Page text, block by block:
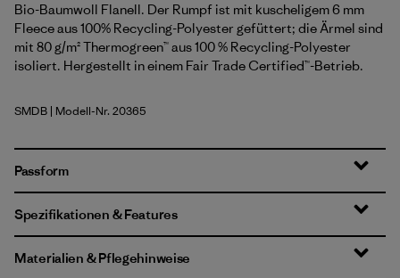
Bio-Baumwoll Flanell. Der Rumpf ist mit kuscheligem 6 mm
Fleece aus 100% Recycling-Polyester gefüttert; die Ärmel sind
mit 80 g/m² Thermogreen™ aus 100 % Recycling-Polyester
isoliert. Hergestellt in einem Fair Trade Certified™-Betrieb.
Smolder Blue
SMDB | Modell-Nr. 20365
Passform
Spezifikationen & Features
Materialien & Pflegehinweise